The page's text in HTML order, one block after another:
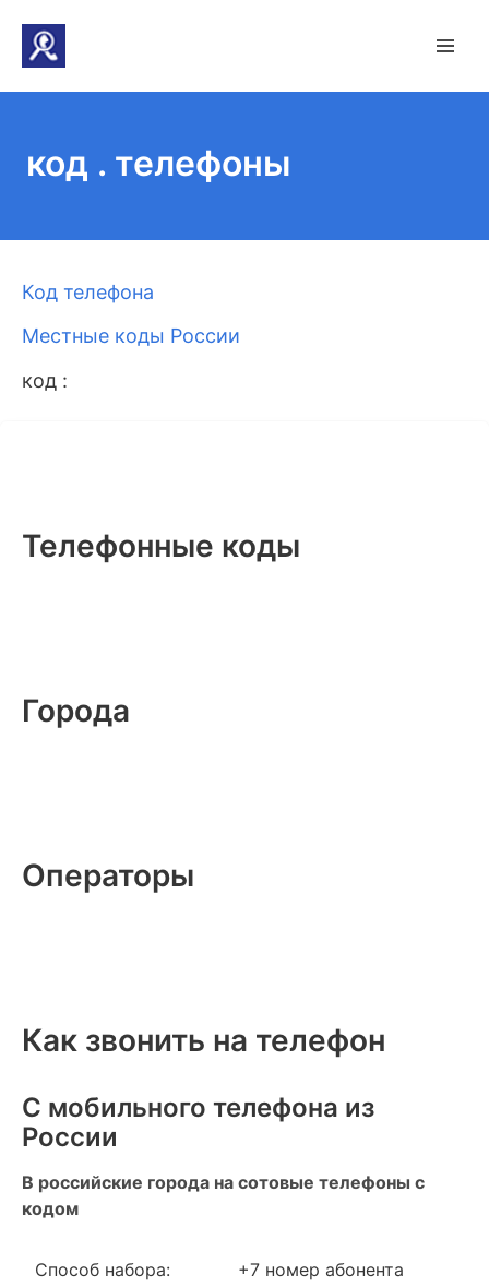
код . телефоны
Код телефона
Местные коды России
код :
Телефонные коды
Города
Операторы
Как звонить на телефон
С мобильного телефона из
России
В российские города на сотовые телефоны с
кодом
Способ набора: +7 номер абонента